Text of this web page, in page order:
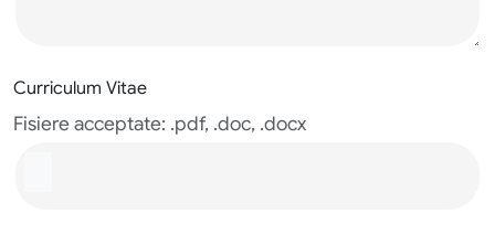
Curriculum Vitae
Fisiere acceptate: .pdf, .doc, .docx